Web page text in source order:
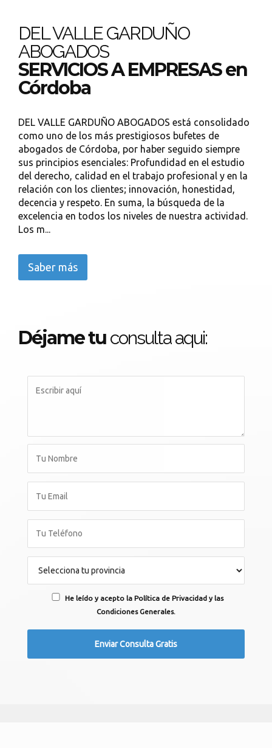
DEL VALLE GARDUÑO
ABOGADOS
SERVICIOS A EMPRESAS en
Córdoba
DEL VALLE GARDUÑO ABOGADOS está consolidado
como uno de los más prestigiosos bufetes de
abogados de Córdoba, por haber seguido siempre
sus principios esenciales: Profundidad en el estudio
del derecho, calidad en el trabajo profesional y en la
relación con los clientes; innovación, honestidad,
decencia y respeto. En suma, la búsqueda de la
excelencia en todos los niveles de nuestra actividad.
Los m...
Saber más
Déjame tu consulta aqui:
He leído y acepto la Política de Privacidad y las
Condiciones Generales.